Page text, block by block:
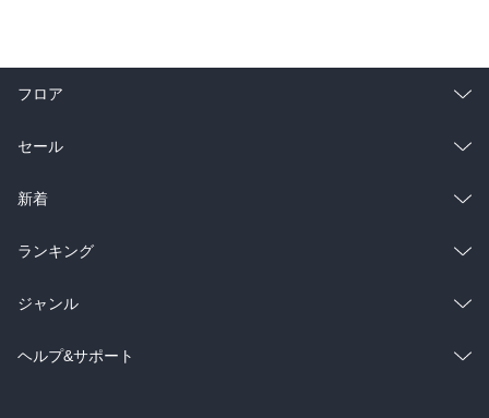
フロア
総合
ラノベ
雑誌・グラビア
BL・TL
セール
総合
ラノベ
雑誌・グラビア
BL・TL
新着
総合
ラノベ
雑誌・グラビア
ランキング
総合
ラノベ
ジャンル
コミック
ヘルプ&サポート